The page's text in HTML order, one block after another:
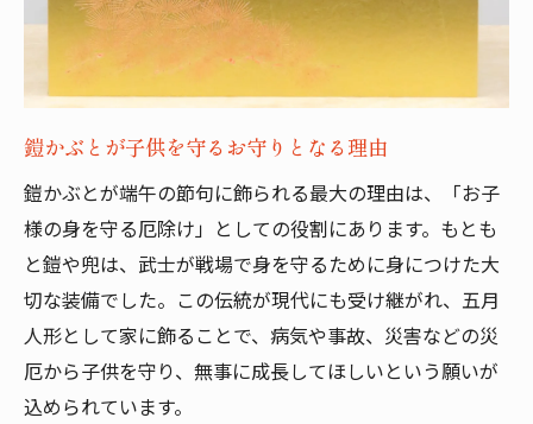
鎧兜の歴史が端午の節句に与えた影響
伝統が息づく鎧と兜の選び方ポイント
泰玉スガ人形店が伝える鎧兜の魅力
泰玉スガ人形店のこだわりと鎧着若大将
伝統技術で作られる鎧兜とお守りの意味
五月人形選びに迷ったら泰玉スガ人形店へ
鎧飾りの美しさと健やかな成長の願い
松崎幸一光作とのコラボレーションの魅力
兜飾りの配置と五月人形を守り神にする秘訣
安全な兜飾りの配置でお守り効果を高める
鎧かぶとが子供を守るお守りとなる理由
鎧かぶとが端午の節句に飾られる最大の理由は、「お子
様の身を守る厄除け」としての役割にあります。もとも
と鎧や兜は、武士が戦場で身を守るために身につけた大
切な装備でした。この伝統が現代にも受け継がれ、五月
人形として家に飾ることで、病気や事故、災害などの災
厄から子供を守り、無事に成長してほしいという願いが
込められています。